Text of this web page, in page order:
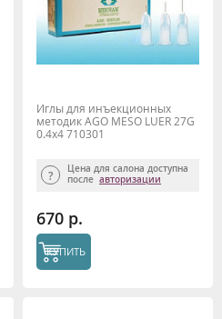
Иглы для инъекционных
методик AGO MESO LUER 27G
0.4x4 710301
Цена для салона доступна
после авторизации
670 р.
КУПИТЬ